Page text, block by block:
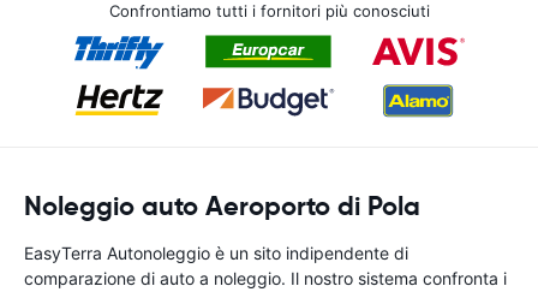
Confrontiamo tutti i fornitori più conosciuti
Noleggio auto Aeroporto di Pola
EasyTerra Autonoleggio è un sito indipendente di
comparazione di auto a noleggio. Il nostro sistema confronta i